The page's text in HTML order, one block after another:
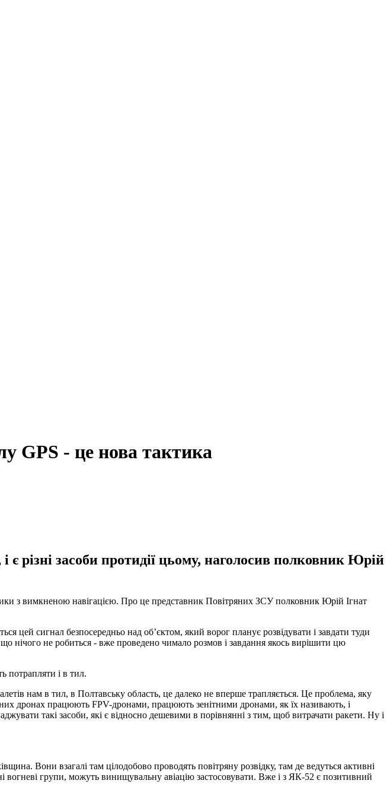
GPS - це нова тактика
є різні засоби протидії цьому, наголосив полковник Юрій
з вимкненою навігацією. Про це представник Повітряних ЗСУ полковник Юрій Ігнат
цей сигнал безпосередньо над об’єктом, який ворог планує розвідувати і завдати туди
не робиться - вже проведено чимало розмов і завдання якось вирішити цю
потрапляти і в тил.
нам в тил, в Полтавську область, це далеко не вперше трапляється. Це проблема, яку
дронах працюють FPV-дронами, працюють зенітними дронами, як їх називають, і
такі засоби, які є відносно дешевими в порівнянні з тим, щоб витрачати ракети. Ну і
Вони взагалі там цілодобово проводять повітряну розвідку, там де ведуться активні
вогневі групи, можуть винищувальну авіацію застосовувати. Вже і з ЯК-52 є позитивний